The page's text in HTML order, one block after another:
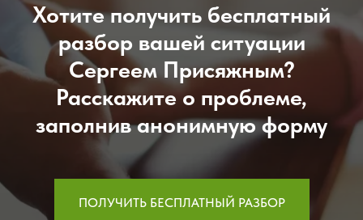
Хотите получить бесплатный
разбор вашей ситуации
Сергеем Присяжным?
Расскажите о проблеме,
заполнив анонимную форму
ПОЛУЧИТЬ БЕСПЛАТНЫЙ РАЗБОР